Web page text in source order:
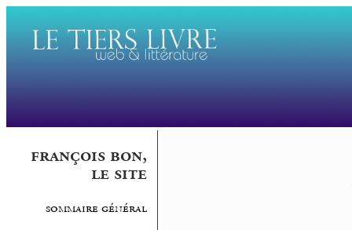
françois bon,
le site
sommaire général